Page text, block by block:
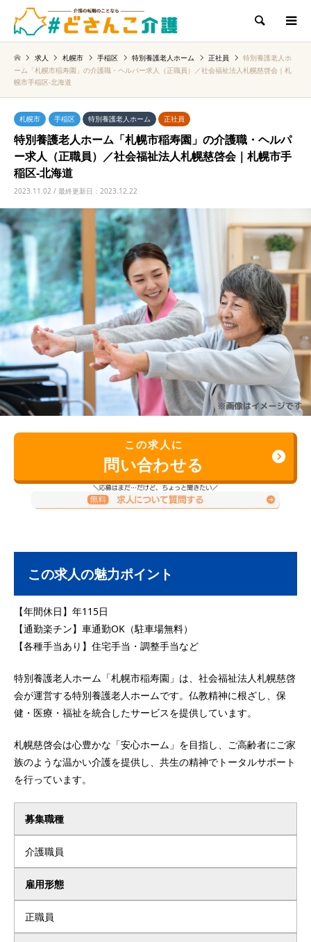
検索
求人 札幌市 手稲区 特別養護老人ホーム 正社員
特別養護老人ホ
ーム「札幌市稲寿園」の介護職・ヘルパー求人（正職員）／社会福祉法人札幌慈啓会｜札
幌市手稲区‐北海道
札幌市 手稲区 特別養護老人ホーム 正社員
特別養護老人ホーム「札幌市稲寿園」の介護職・ヘルパ
ー求人（正職員）／社会福祉法人札幌慈啓会｜札幌市手
稲区‐北海道
2023.11.02 / 最終更新日：2023.12.22
この求人に
問い合わせる
この求人の魅力ポイント
【年間休日】年115日
【通勤楽チン】車通勤OK（駐車場無料）
【各種手当あり】住宅手当・調整手当など
特別養護老人ホーム「札幌市稲寿園」は、社会福祉法人札幌慈啓
会が運営する特別養護老人ホームです。仏教精神に根ざし、保
健・医療・福祉を統合したサービスを提供しています。
札幌慈啓会は心豊かな「安心ホーム」を目指し、ご高齢者にご家
族のような温かい介護を提供し、共生の精神でトータルサポート
を行っています。
募集職種
介護職員
雇用形態
正職員